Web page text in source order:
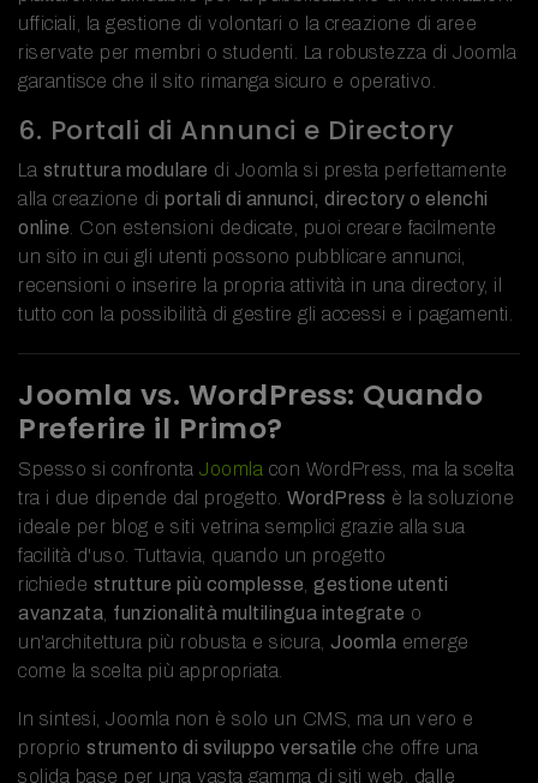
ufficiali, la gestione di volontari o la creazione di aree
riservate per membri o studenti. La robustezza di Joomla
garantisce che il sito rimanga sicuro e operativo.
6. Portali di Annunci e Directory
La struttura modulare di Joomla si presta perfettamente
alla creazione di portali di annunci, directory o elenchi
online . Con estensioni dedicate, puoi creare facilmente
un sito in cui gli utenti possono pubblicare annunci,
recensioni o inserire la propria attività in una directory, il
tutto con la possibilità di gestire gli accessi e i pagamenti.
Joomla vs. WordPress: Quando
Preferire il Primo?
Spesso si confronta Joomla con WordPress, ma la scelta
tra i due dipende dal progetto. WordPress è la soluzione
ideale per blog e siti vetrina semplici grazie alla sua
facilità d'uso. Tuttavia, quando un progetto
richiede strutture più complesse gestione utenti
avanzata funzionalità multilingua integrate o
un'architettura più robusta e sicura, Joomla emerge
come la scelta più appropriata.
In sintesi, Joomla non è solo un CMS, ma un vero e
proprio strumento di sviluppo versatile che offre una
solida base per una vasta gamma di siti web, dalle